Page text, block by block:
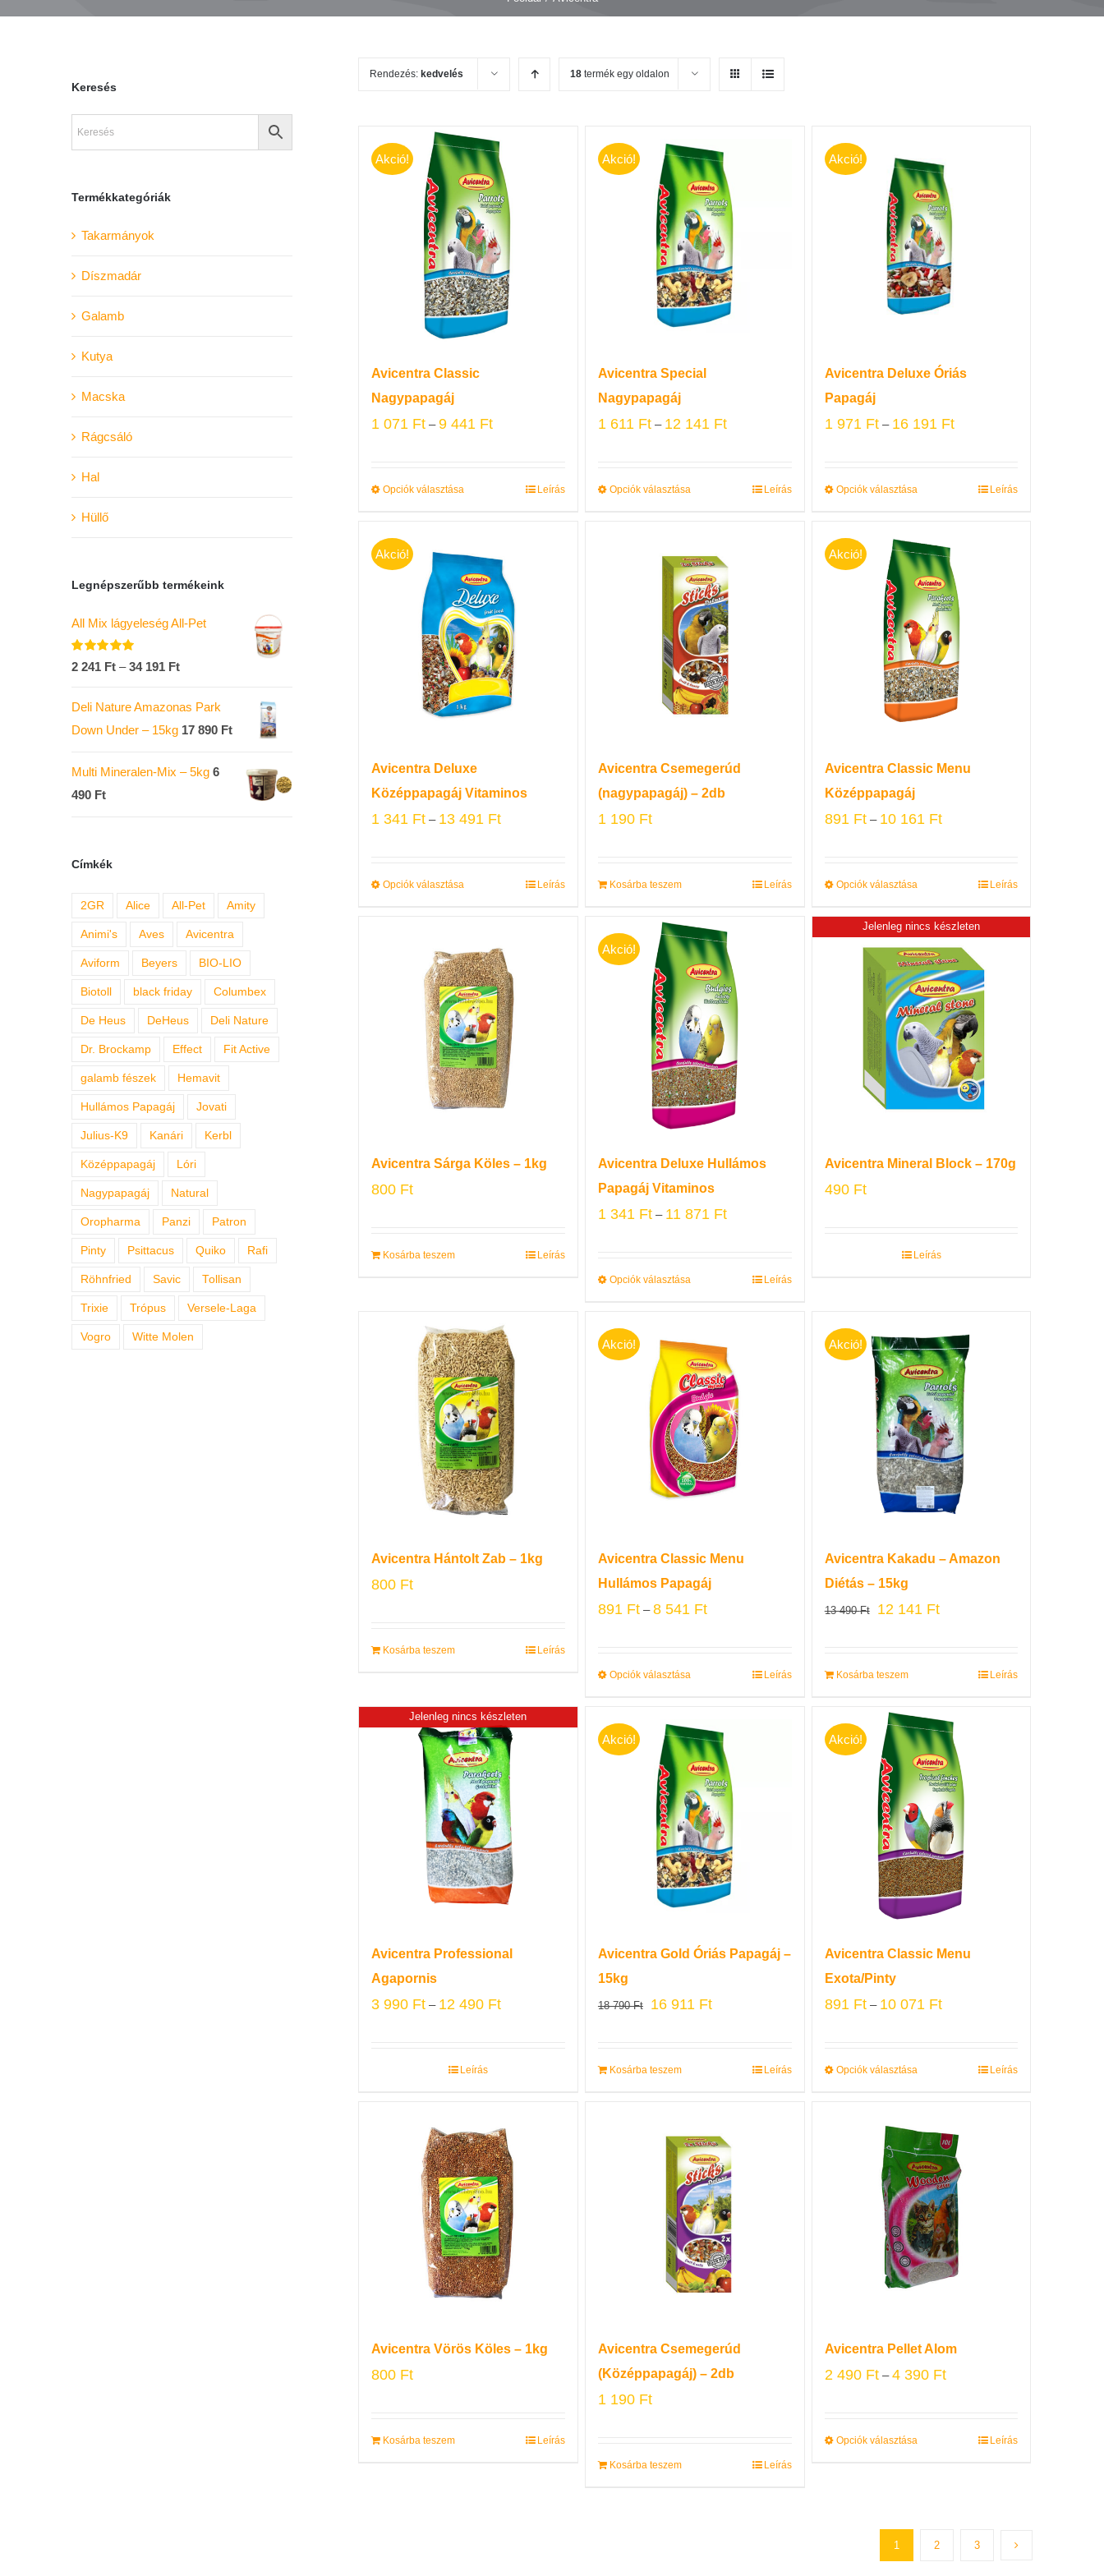
Rendezés: kedvelés 18 termék egy oldalon
Akció!
Avicentra Classic
Nagypapagáj
1 071 Ft –9 441 Ft
Opciók választása Leírás
Akció!
Avicentra Special
Nagypapagáj
1 611 Ft– 12 141 Ft
Opciók választása Leírás
Akció!
Avicentra Deluxe Óriás
Papagáj
1 971 Ft– 16 191 Ft
Opciók választása Leírás
Akció!
Avicentra Deluxe
Középpapagáj Vitaminos
1 341 Ft – 13 491 Ft
Opciók választása Leírás
Avicentra Csemegerúd
(nagypapagáj) – 2db
1 190 Ft
Kosárba teszem Leírás
Akció!
Avicentra Classic Menu
Középpapagáj
891 Ft– 10 161 Ft
Opciók választása Leírás
Avicentra Sárga Köles – 1kg
800 Ft
Kosárba teszem Leírás
Akció!
Avicentra Deluxe Hullámos
Papagáj Vitaminos
1 341 Ft– 11 871 Ft
Opciók választása Leírás
Jelenleg nincs készleten
Avicentra Mineral Block – 170g
490 Ft
Leírás
Avicentra Hántolt Zab – 1kg
800 Ft
Kosárba teszem Leírás
Akció!
Avicentra Classic Menu
Hullámos Papagáj
891 Ft–8 541 Ft
Opciók választása Leírás
Akció!
Avicentra Kakadu – Amazon
Diétás – 15kg
13 490Ft 12 141 Ft
Kosárba teszem Leírás
Jelenleg nincs készleten
Avicentra Professional
Agapornis
3 990 Ft – 12 490 Ft
Leírás
Akció!
Avicentra Gold Óriás Papagáj –
15kg
18 790Ft 16 911 Ft
Kosárba teszem Leírás
Akció!
Avicentra Classic Menu
Exota/Pinty
891 Ft– 10 071 Ft
Opciók választása Leírás
Avicentra Vörös Köles – 1kg
800 Ft
Kosárba teszem Leírás
Avicentra Csemegerúd
(Középpapagáj) – 2db
1 190 Ft
Kosárba teszem Leírás
Avicentra Pellet Alom
2 490 Ft–4 390 Ft
Opciók választása Leírás
1 2 3
Keresés
Termékkategóriák
Takarmányok
Díszmadár
Galamb
Kutya
Macska
Rágcsáló
Hal
Hüllő
Legnépszerűbb termékeink
All Mix lágyeleség All-Pet
Értékelés:
2 241 Ft –34 191 Ft
Deli Nature Amazonas Park
Down Under – 15kg 17 890 Ft
Multi Mineralen-Mix – 5kg 6
490 Ft
Címkék
2GR Alice All-Pet Amity
Animi's Aves Avicentra
Aviform Beyers BIO-LIO
Biotoll black friday Columbex
De Heus DeHeus Deli Nature
Dr. Brockamp Effect Fit Active
galamb fészek Hemavit
Hullámos Papagáj Jovati
Julius-K9 Kanári Kerbl
Középpapagáj Lóri
Nagypapagáj Natural
Oropharma Panzi Patron
Pinty Psittacus Quiko Rafi
Röhnfried Savic Tollisan
Trixie Trópus Versele-Laga
Vogro Witte Molen